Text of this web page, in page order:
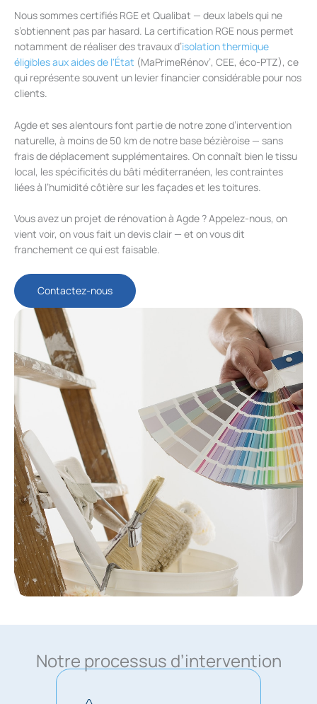
Nous sommes certifiés RGE et Qualibat — deux labels qui ne
s’obtiennent pas par hasard. La certification RGE nous permet
notamment de réaliser des travaux d’isolation thermique
éligibles aux aides de l'État (MaPrimeRénov’, CEE, éco-PTZ), ce
qui représente souvent un levier financier considérable pour nos
clients.
Agde et ses alentours font partie de notre zone d’intervention
naturelle, à moins de 50 km de notre base bézièroise — sans
frais de déplacement supplémentaires. On connaît bien le tissu
local, les spécificités du bâti méditerranéen, les contraintes
liées à l’humidité côtière sur les façades et les toitures.
Vous avez un projet de rénovation à Agde ? Appelez-nous, on
vient voir, on vous fait un devis clair — et on vous dit
franchement ce qui est faisable.
Contactez-nous
Notre processus d’intervention